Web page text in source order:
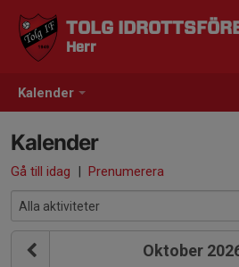
Kalender
TOLG
Herr
Kalender
Gå till idag | Prenumerera
Oktober